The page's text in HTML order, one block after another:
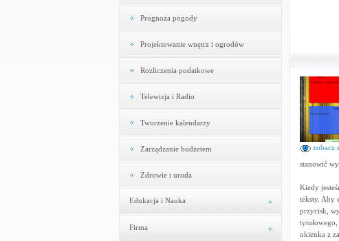
Prognoza pogody
Projektowanie wnętrz i ogrodów
Rozliczenia podatkowe
Telewizja i Radio
Tworzenie kalendarzy
Zarządzanie budżetem
Zdrowie i uroda
Edukacja i Nauka
Firma
zobacz
stanowić
Kiedy
teksty. Aby
przycisk,
okienka z